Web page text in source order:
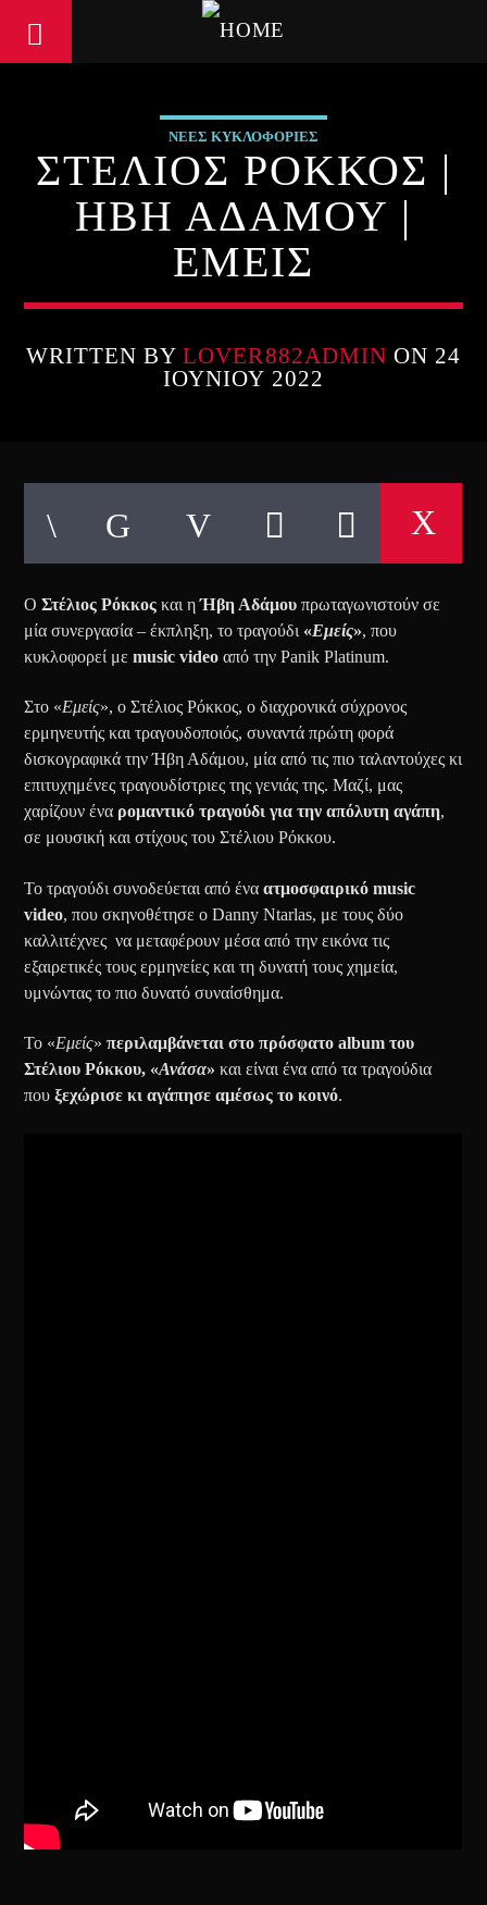
ΝΕΕΣ ΚΥΚΛΟΦΟΡΙΕΣ
ΣΤΕΛΙΟΣ ΡΟΚΚΟΣ |
ΗΒΗ ΑΔΑΜΟΥ |
ΕΜΕΙΣ
WRITTEN BYLOVER882ADMIN ON 24
ΙΟΥΝΊΟΥ 2022
ΟΣτέλιος Ρόκκος και ηΉβη Αδάμου πρωταγωνιστούν σε
μία συνεργασία – έκπληξη, το τραγούδι «Εμείς», που
κυκλοφορεί με music videoαπό την Panik Platinum.
Στο «Εμείς», ο Στέλιος Ρόκκος, ο διαχρονικά σύχρονος
ερμηνευτής και τραγουδοποιός, συναντά πρώτη φορά
δισκογραφικά την Ήβη Αδάμου, μία από τις πιο ταλαντούχες κι
επιτυχημένες τραγουδίστριες της γενιάς της. Μαζί, μας
χαρίζουν ένα ρομαντικό τραγούδι για την απόλυτη αγάπη,
σε μουσική και στίχους του Στέλιου Ρόκκου.
Το τραγούδι συνοδεύεται από έναατμοσφαιρικό music
video, που σκηνοθέτησε ο Danny Ntarlas, με τους δύο
καλλιτέχνες να μεταφέρουν μέσα από την εικόνα τις
εξαιρετικές τους ερμηνείες και τη δυνατή τους χημεία,
υμνώντας το πιο δυνατό συναίσθημα.
Το «Εμείς» περιλαμβάνεται στο πρόσφατο album του
Στέλιου Ρόκκου, «Ανάσα»και είναι ένα από τα τραγούδια
πουξεχώρισε κι αγάπησε αμέσως το κοινό.